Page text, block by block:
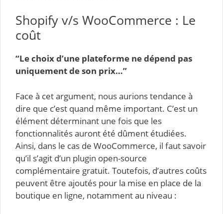
Shopify v/s WooCommerce : Le
coût
“Le choix d’une plateforme ne dépend pas
uniquement de son prix…”
Face à cet argument, nous aurions tendance à
dire que c’est quand même important. C’est un
élément déterminant une fois que les
fonctionnalités auront été dûment étudiées.
Ainsi, dans le cas de WooCommerce, il faut savoir
qu’il s’agit d’un plugin open-source
complémentaire gratuit. Toutefois, d’autres coûts
peuvent être ajoutés pour la mise en place de la
boutique en ligne, notamment au niveau :